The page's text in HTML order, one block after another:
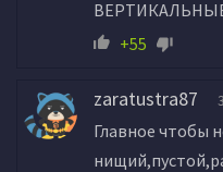
+55
zaratustra87
Главное чтобы